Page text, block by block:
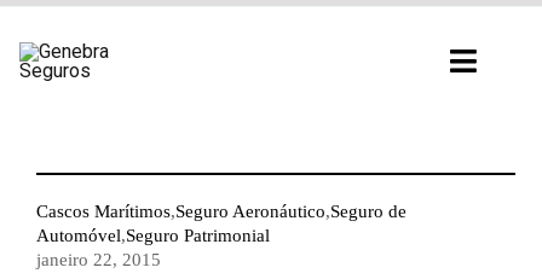
para
Cascos Marítimos,Seguro Aeronáutico,Seguro de
Automóvel,Seguro Patrimonial
janeiro 22, 2015